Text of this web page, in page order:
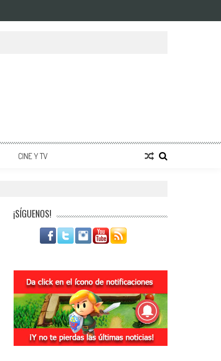
CINE Y TV
¡SÍGUENOS!